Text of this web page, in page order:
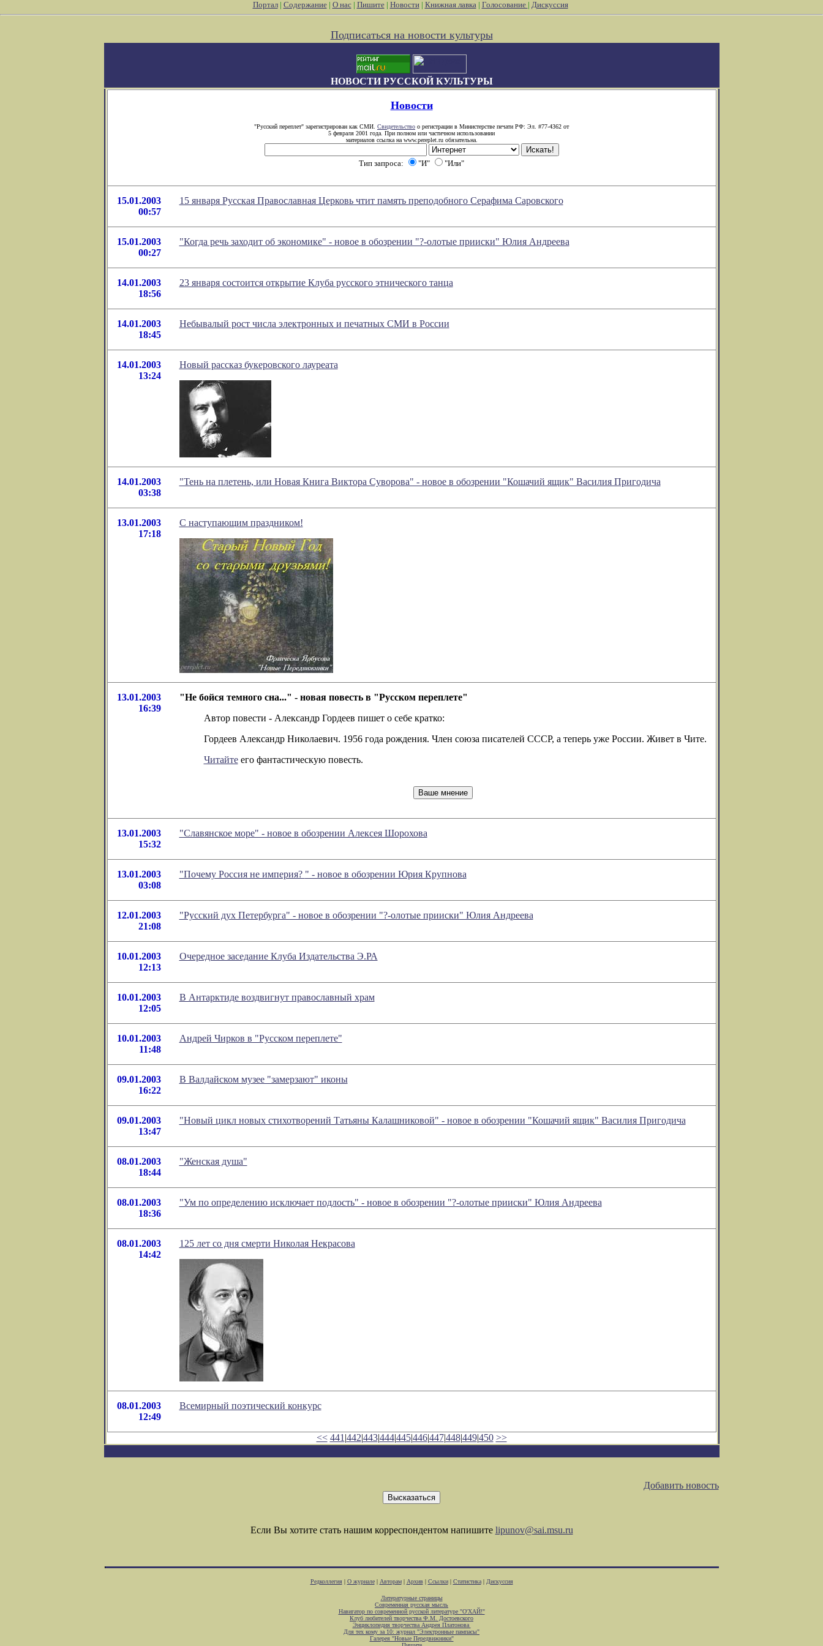
Портал| Содержание| О нас| Пишите| Новости| Книжная лавка| Голосование | Дискуссия
Подписаться на новости культуры
НОВОСТИ РУССКОЙ КУЛЬТУРЫ
Новости
"Русский переплет" зарегистрирован как СМИ. Свидетельство о регистрации в Министерстве печати РФ: Эл. #77-4362 от
5 февраля 2001 года. При полном или частичном использовании
материалов ссылка на www.pereplet.ru обязательна.
Тип запроса: "И" "Или"
15.01.2003
00:57
15 января Русская Православная Церковь чтит память преподобного Серафима Саровского
15.01.2003
00:27
"Когда речь заходит об экономике" - новое в обозрении "?-олотые прииски" Юлия Андреева
14.01.2003
18:56
23 января состоится открытие Клуба русского этнического танца
14.01.2003
18:45
Небывалый рост числа электронных и печатных СМИ в России
14.01.2003
13:24
Новый рассказ букеровского лауреата
14.01.2003
03:38
"Тень на плетень, или Новая Книга Виктора Суворова" - новое в обозрении "Кошачий ящик" Василия Пригодича
13.01.2003
17:18
С наступающим праздником!
13.01.2003
16:39
"Не бойся темного сна..." - новая повесть в "Русском переплете"
Автор повести - Александр Гордеев пишет о себе кратко:
Гордеев Александр Николаевич. 1956 года рождения. Член союза писателей СССР, а теперь уже России. Живет в Чите.
Читайтеего фантастическую повесть.
13.01.2003
15:32
"Славянское море" - новое в обозрении Алексея Шорохова
13.01.2003
03:08
"Почему Россия не империя? " - новое в обозрении Юрия Крупнова
12.01.2003
21:08
"Русский дух Петербурга" - новое в обозрении "?-олотые прииски" Юлия Андреева
10.01.2003
12:13
Очередное заседание Клуба Издательства Э.РА
10.01.2003
12:05
В Антарктиде воздвигнут православный храм
10.01.2003
11:48
Андрей Чирков в "Русском переплете"
09.01.2003
16:22
В Валдайском музее "замерзают" иконы
09.01.2003
13:47
"Новый цикл новых стихотворений Татьяны Калашниковой" - новое в обозрении "Кошачий ящик" Василия Пригодича
08.01.2003
18:44
"Женская душа"
08.01.2003
18:36
"Ум по определению исключает подлость" - новое в обозрении "?-олотые прииски" Юлия Андреева
08.01.2003
14:42
125 лет со дня смерти Николая Некрасова
08.01.2003
12:49
Всемирный поэтический конкурс
<< 441 |442|443|444|445|446|447|448|449|450 >>
Добавить новость
Если Вы хотите стать нашим корреспондентом напишите lipunov@sai.msu.ru
Редколлегия| О журнале| Авторам| Архив| Ссылки| Статистика| Дискуссия
Литературные страницы
Современная русская мысль
Навигатор по современной русской литературе "О'ХАЙ!"
Клуб любителей творчества Ф.М. Достоевского
Энциклопедия творчества Андрея Платонова
Для тех кому за 10: журнал "Электронные пампасы"
Галерея "Новые Передвижники"